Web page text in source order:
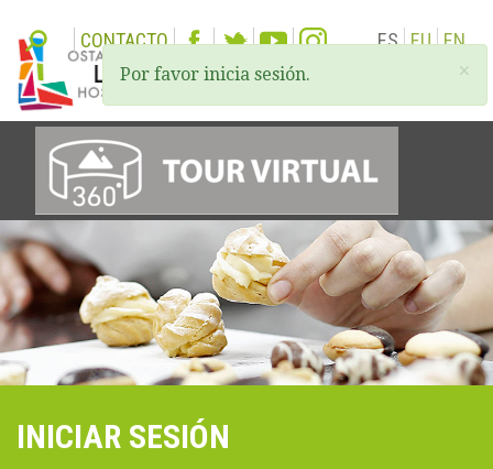
CONTACTO ES EU EN
×
Por favor inicia sesión.
INICIAR SESIÓN